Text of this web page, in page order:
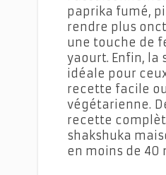
paprika fumé,
rendre plus
une touche de
yaourt. Enfin, la
idéale pour
recette facile
végétarienne.
recette
shakshuka
en moins de 40